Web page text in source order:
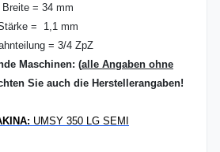
Breite = 34 mm
= 1,1 mm
= 3/4 ZpZ
Maschinen: (alle Angaben ohne
Sie auch die Herstellerangaben!
UMSY 350 LG SEMI